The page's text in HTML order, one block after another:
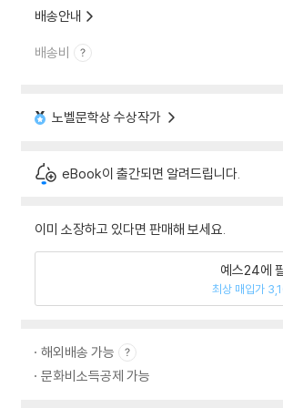
배송안내
배송비
노벨문학상 수상작가
eBook이 출간되면 알려드립니다.
이미 소장하고 있다면 판매해 보세요.
예스24에
최상 매입가
해외배송 가능
문화비소득공제 가능